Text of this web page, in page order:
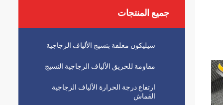
جميع المنتجات
سيليكون مغلفة بنسيج الألياف الزجاجية
مقاومة للحريق الألياف الزجاجية النسيج
ارتفاع درجة الحرارة الألياف الزجاجية
القماش